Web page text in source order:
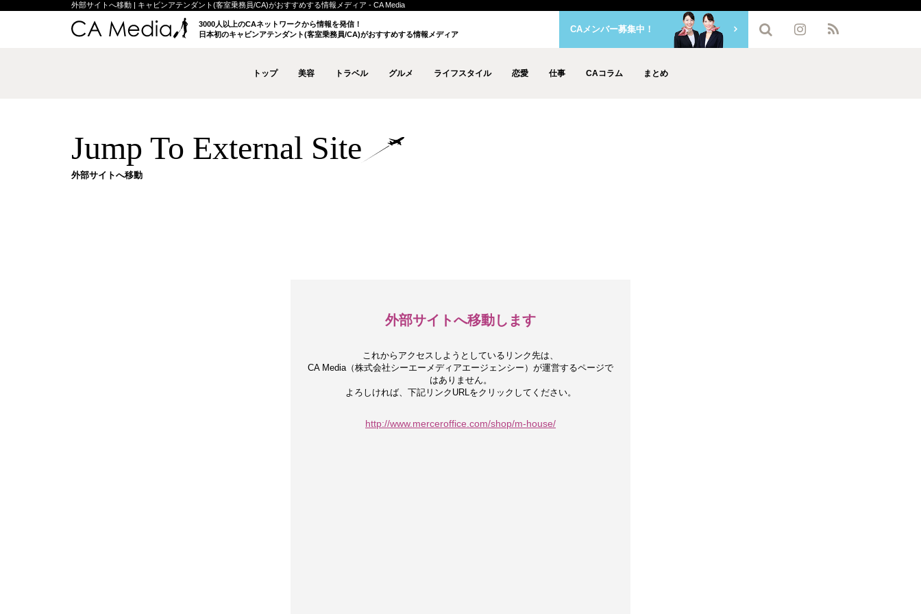
外部サイトへ移動 | キャビンアテンダント(客室乗務員/CA)がおすすめする情報メディア - CA Media
3000人以上のCAネットワークから情報を発信！
日本初のキャビンアテンダント(客室乗務員/CA)がおすすめする情報メディア
トップ 美容 トラベル グルメ ライフスタイル 恋愛 仕事 CAコラム まとめ
CAメンバー募集中！
Jump To External Site
外部サイトへ移動
外部サイトへ移動します
これからアクセスしようとしているリンク先は、
CA Media（株式会社シーエーメディアエージェンシー）が運営するページで
はありません。
よろしければ、下記リンクURLをクリックしてください。
http://www.merceroffice.com/shop/m-house/